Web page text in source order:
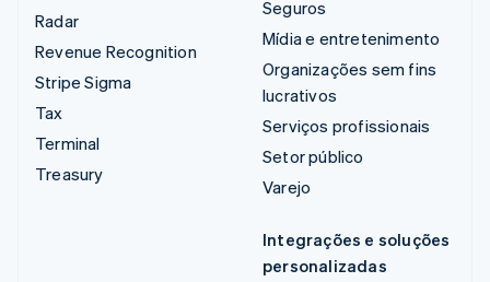
Radar
Revenue Recognition
Stripe Sigma
Tax
Terminal
Treasury
Seguros
Mídia e entretenimento
Organizações sem fins
lucrativos
Serviços profissionais
Setor público
Varejo
Integrações e soluções
personalizadas